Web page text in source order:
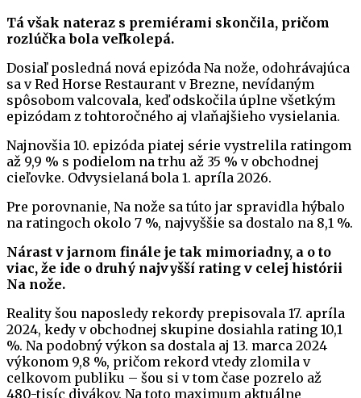
Tá však nateraz s premiérami skončila, pričom
rozlúčka bola veľkolepá.
Dosiaľ posledná nová epizóda Na nože, odohrávajúca
sa v Red Horse Restaurant v Brezne, nevídaným
spôsobom valcovala, keď odskočila úplne všetkým
epizódam z tohtoročného aj vlaňajšieho vysielania.
Najnovšia 10. epizóda piatej série vystrelila ratingom
až 9,9 % s podielom na trhu až 35 % v obchodnej
cieľovke. Odvysielaná bola 1. apríla 2026.
Pre porovnanie, Na nože sa túto jar spravidla hýbalo
na ratingoch okolo 7 %, najvyššie sa dostalo na 8,1 %.
Nárast v jarnom finále je tak mimoriadny, a o to
viac, že ide o druhý najvyšší rating v celej histórii
Na nože.
Reality šou naposledy rekordy prepisovala 17. apríla
2024, kedy v obchodnej skupine dosiahla rating 10,1
%. Na podobný výkon sa dostala aj 13. marca 2024
výkonom 9,8 %, pričom rekord vtedy zlomila v
celkovom publiku – šou si v tom čase pozrelo až
480-tisíc divákov. Na toto maximum aktuálne